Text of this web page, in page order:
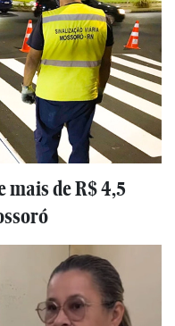
mais de R$ 4,5